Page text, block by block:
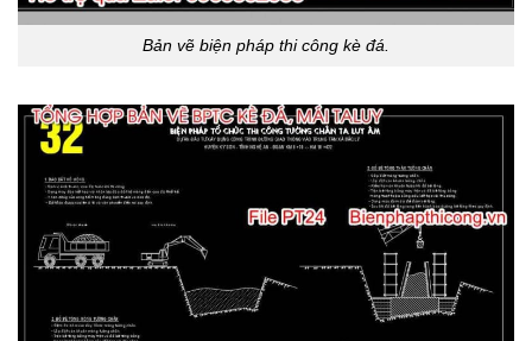
Bản vẽ biện pháp thi công kè đá.